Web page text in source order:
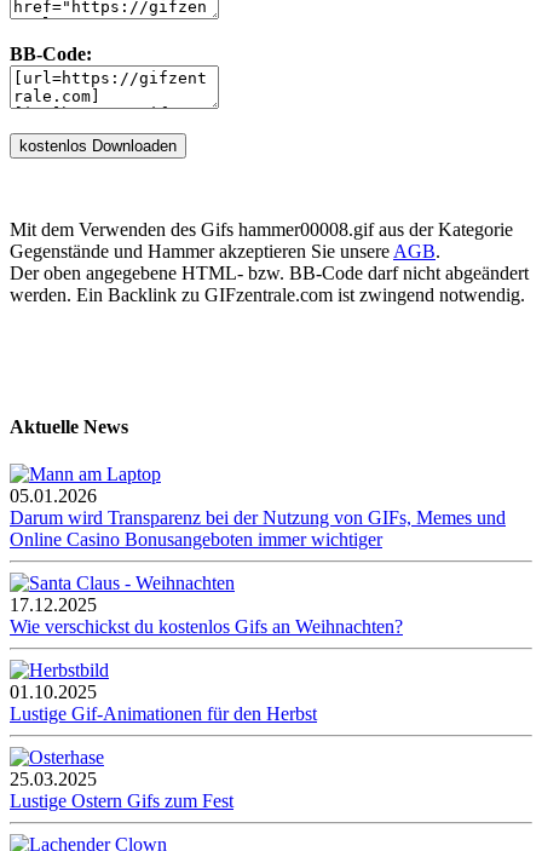
BB-Code:
Mit dem Verwenden des Gifs hammer00008.gif aus der Kategorie
Gegenstände und Hammer akzeptieren Sie unsere AGB.
Der oben angegebene HTML- bzw. BB-Code darf nicht abgeändert
werden. Ein Backlink zu GIFzentrale.com ist zwingend notwendig.
Aktuelle News
05.01.2026
Darum wird Transparenz bei der Nutzung von GIFs, Memes und
Online Casino Bonusangeboten immer wichtiger
17.12.2025
Wie verschickst du kostenlos Gifs an Weihnachten?
01.10.2025
Lustige Gif-Animationen für den Herbst
25.03.2025
Lustige Ostern Gifs zum Fest